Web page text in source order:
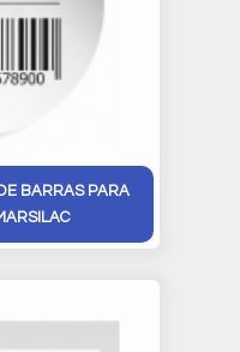
BARRAS PARA